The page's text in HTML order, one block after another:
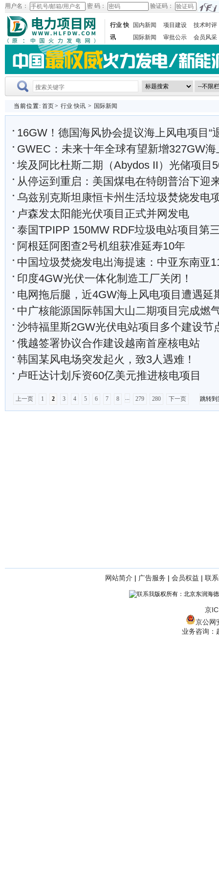
用户名： 密 码： 验证码：
行业 快
讯
国内新闻 项目建设
技术时评
国际新闻
审批公示 会员风采
当前位置: 首页> 行业 快讯 > 国际新闻
16GW！德国海风协会提议海上风电项目“
GWEC：未来十年全球有望新增327GW海上
埃及阿比杜斯二期（Abydos II）光储项目500KV升压站
从停运到重启：美国煤电在特朗普治下迎来
乌兹别克斯坦康恒卡州生活垃圾焚烧发电项目钢结构
卢森发太阳能光伏项目正式并网发电
泰国TPIPP 150MW RDF垃圾电站项目第三台高温超高压垃
阿根廷阿图查2号机组获准延寿10年
中国垃圾焚烧发电出海提速：中亚东南亚11个项目
印度4GW光伏一体化制造工厂关闭！
电网拖后腿，近4GW海上风电项目遭遇延
中广核能源国际韩国大山二期项目完成燃气轮
沙特福里斯2GW光伏电站项目多个建设节
俄越签署协议合作建设越南首座核电站
韩国某风电场突发起火，致3人遇难！
卢旺达计划斥资60亿美元推进核电项目
上一页 1 2 3 4 5 6 7 8 ... 279 280 下一页 跳转到
网站简介 | 广告服务 | 会员权益 | 联
版权所有：北京东润海
京
京公网
业务咨询：